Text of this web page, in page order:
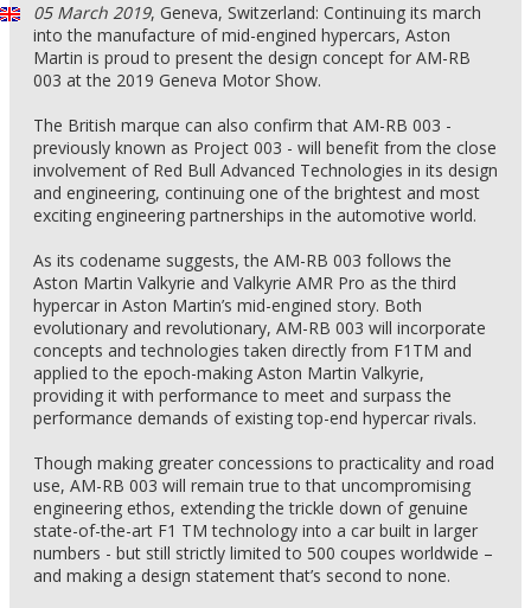
05 March 2019, Geneva, Switzerland: Continuing its march
into the manufacture of mid-engined hypercars, Aston
Martin is proud to present the design concept for AM-RB
003 at the 2019 Geneva Motor Show.
The British marque can also confirm that AM-RB 003 -
previously known as Project 003 - will benefit from the close
involvement of Red Bull Advanced Technologies in its design
and engineering, continuing one of the brightest and most
exciting engineering partnerships in the automotive world.
As its codename suggests, the AM-RB 003 follows the
Aston Martin Valkyrie and Valkyrie AMR Pro as the third
hypercar in Aston Martin’s mid-engined story. Both
evolutionary and revolutionary, AM-RB 003 will incorporate
concepts and technologies taken directly from F1TM and
applied to the epoch-making Aston Martin Valkyrie,
providing it with performance to meet and surpass the
performance demands of existing top-end hypercar rivals.
Though making greater concessions to practicality and road
use, AM-RB 003 will remain true to that uncompromising
engineering ethos, extending the trickle down of genuine
state-of-the-art F1 TM technology into a car built in larger
numbers - but still strictly limited to 500 coupes worldwide –
and making a design statement that’s second to none.